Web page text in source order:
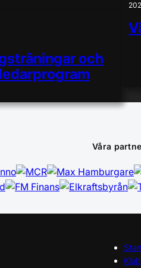
och
Våra